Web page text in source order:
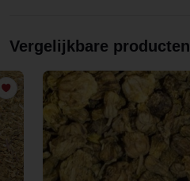
Vergelijkbare producten